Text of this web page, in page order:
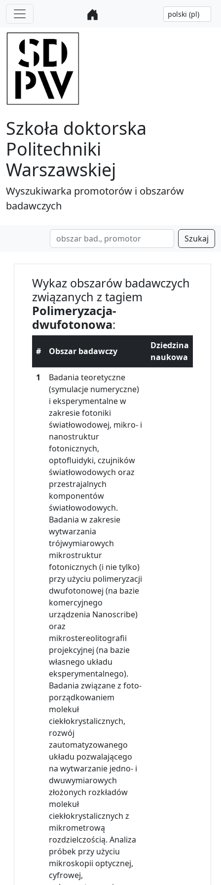
Szkoła doktorska
Politechniki
Warszawskiej
Wyszukiwarka promotorów i obszarów
badawczych
Szukaj
Wykaz obszarów badawczych
związanych z tagiem
Polimeryzacja-
dwufotonowa:
# Obszar badawczy
Dziedzina
naukowa
1
Badania teoretyczne
(symulacje numeryczne)
i eksperymentalne w
zakresie fotoniki
światłowodowej, mikro- i
nanostruktur
fotonicznych,
optofluidyki, czujników
światłowodowych oraz
przestrajalnych
komponentów
światłowodowych.
Badania w zakresie
wytwarzania
trójwymiarowych
mikrostruktur
fotonicznych (i nie tylko)
przy użyciu polimeryzacji
dwufotonowej (na bazie
komercyjnego
urządzenia Nanoscribe)
oraz
mikrostereolitografii
projekcyjnej (na bazie
własnego układu
eksperymentalnego).
Badania związane z foto-
porządkowaniem
molekuł
ciekłokrystalicznych,
rozwój
zautomatyzowanego
układu pozwalającego
na wytwarzanie jedno- i
dwuwymiarowych
złożonych rozkładów
molekuł
ciekłokrystalicznych z
mikrometrową
rozdzielczością. Analiza
próbek przy użyciu
mikroskopii optycznej,
cyfrowej,